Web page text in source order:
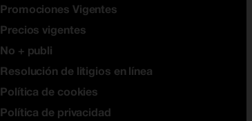
Promociones Vigentes
Precios vigentes
No + publi
Resolución de litigios en línea
Política de cookies
Política de privacidad